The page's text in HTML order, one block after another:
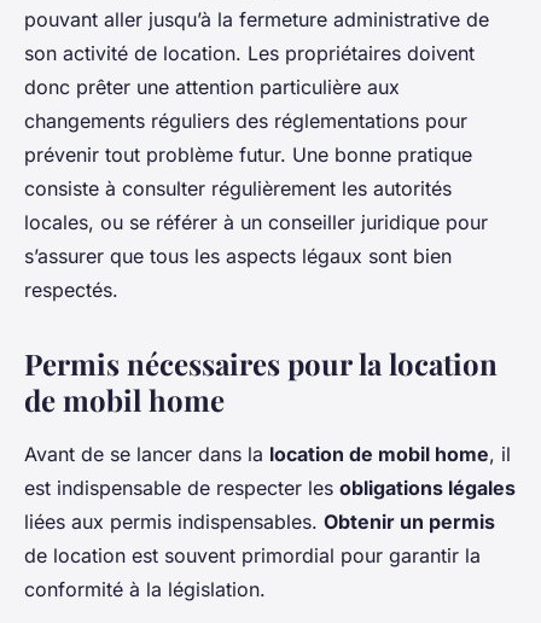
pouvant aller jusqu’à la fermeture administrative de
son activité de location. Les propriétaires doivent
donc prêter une attention particulière aux
changements réguliers des réglementations pour
prévenir tout problème futur. Une bonne pratique
consiste à consulter régulièrement les autorités
locales, ou se référer à un conseiller juridique pour
s’assurer que tous les aspects légaux sont bien
respectés.
Permis nécessaires pour la location
de mobil home
Avant de se lancer dans la location de mobil home, il
est indispensable de respecter les obligations légales
liées aux permis indispensables. Obtenir un permis
de location est souvent primordial pour garantir la
conformité à la législation.